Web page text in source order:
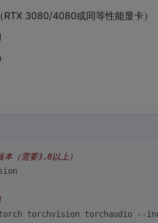
RTX 3080/4080或同等性能显卡）
（需要3.8以上）
torchvision torchaudio --